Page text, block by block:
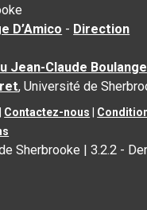
D’Amico - Direction
Jean-Claude
, Université de
Contactez-nous
Sherbrooke |3.2.2 -